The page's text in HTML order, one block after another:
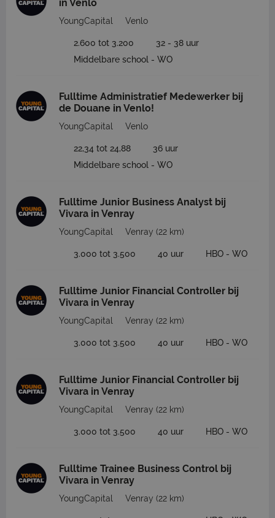
in Venlo
YoungCapital Venlo
2.600 tot 3.200
32 - 38 uur
Middelbare school - WO
Fulltime Administratief Medewerker bij
de Douane in Venlo!
YoungCapital Venlo
22,34 tot 24,88
36 uur
Middelbare school - WO
Fulltime Junior Business Analyst bij
Vivara in Venray
YoungCapital Venray (22 km)
3.000 tot 3.500 40 uur HBO - WO
Fulltime Junior Financial Controller bij
Vivara in Venray
YoungCapital Venray (22 km)
3.000 tot 3.500 40 uur HBO - WO
Fulltime Junior Financial Controller bij
Vivara in Venray
YoungCapital Venray (22 km)
3.000 tot 3.500 40 uur HBO - WO
Fulltime Trainee Business Control bij
Vivara in Venray
YoungCapital Venray (22 km)